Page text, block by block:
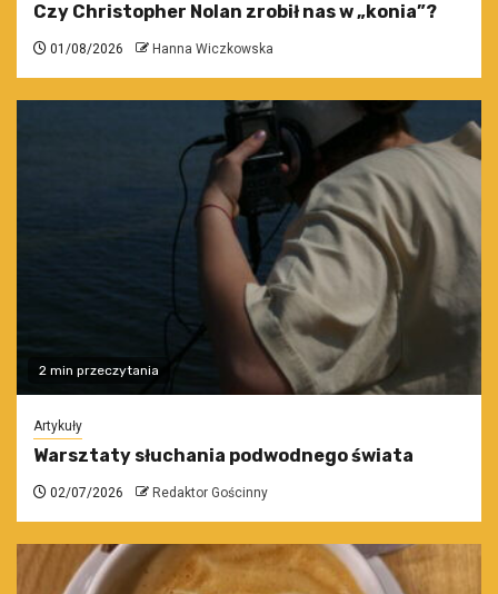
Czy Christopher Nolan zrobił nas w „konia”?
01/08/2026 Hanna Wiczkowska
2 min przeczytania
Artykuły
Warsztaty słuchania podwodnego świata
02/07/2026 Redaktor Gościnny